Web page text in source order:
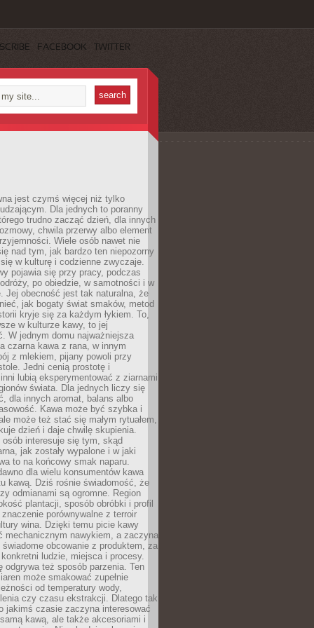
FACEBOOK TWITTER
jest czymś więcej niż tylko
Dla jednych to poranny
trudno zacząć dzień, dla innych
chwila przerwy albo element
Wiele osób nawet nie
nad tym, jak bardzo ten niepozorny
się w kulturę i codzienne zwyczaje.
pojawia się przy pracy, podczas
po obiedzie, w samotności i w
Jej obecność jest tak naturalna, że
jak bogaty świat smaków, metod
kryje się za każdym łykiem. To,
w kulturze kawy, to jej
W jednym domu najważniejsza
czarna kawa z rana, w innym
z mlekiem, pijany powoli przy
Jedni cenią prostotę i
lubią eksperymentować z ziarnami
świata. Dla jednych liczy się
dla innych aromat, balans albo
Kawa może być szybka i
może też stać się małym rytuałem,
dzień i daje chwilę skupienia.
osób interesuje się tym, skąd
jak zostały wypalone i w jaki
to na końcowy smak naparu.
dla wielu konsumentów kawa
kawą. Dziś rośnie świadomość, że
odmianami są ogromne. Region
plantacji, sposób obróbki i profil
porównywalne z terroir
wina. Dzięki temu picie kawy
mechanicznym nawykiem, a zaczyna
obcowanie z produktem, za
ludzie, miejsca i procesy.
odgrywa też sposób parzenia. Ten
może smakować zupełnie
od temperatury wody,
czy czasu ekstrakcji. Dlatego tak
jakimś czasie zaczyna interesować
kawą, ale także akcesoriami i